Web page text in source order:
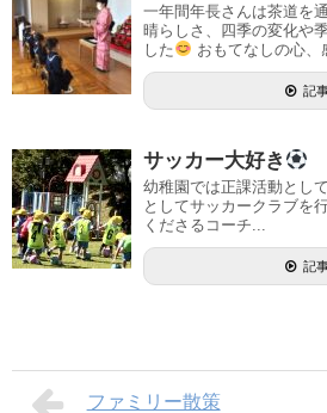
一年間年長さんは茶道を
晴らしさ、四季の変化や
した
おもてなしの心、
記
サッカー大好き
幼稚園では正課活動とし
としてサッカークラブを
くださるコーチ...
記
ファミリー散策